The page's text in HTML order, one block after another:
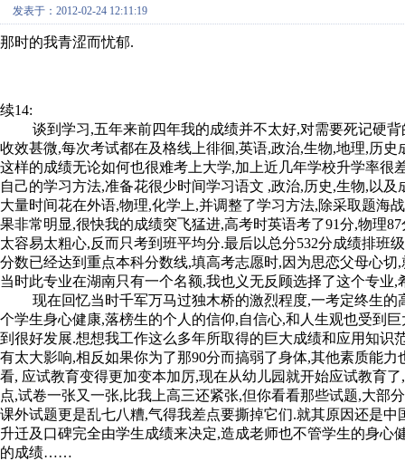
发表于：2012-02-24 12:11:19
那时的我青涩而忧郁.
续14:
谈到学习,五年来前四年我的成绩并不太好,对需要死记硬背
收效甚微,每次考试都在及格线上徘徊,英语,政治,生物,地理,历
这样的成绩无论如何也很难考上大学,加上近几年学校升学率很
自己的学习方法,准备花很少时间学习语文 ,政治,历史,生物,以
大量时间花在外语,物理,化学上,并调整了学习方法,除采取题海
果非常明显,很快我的成绩突飞猛进,高考时英语考了91分,物理
太容易太粗心,反而只考到班平均分.最后以总分532分成绩排班
分数已经达到重点本科分数线,填高考志愿时,因为思恋父母心
当时此专业在湖南只有一个名额,我也义无反顾选择了这个专业
现在回忆当时千军万马过独木桥的激烈程度,一考定终生的
个学生身心健康,落榜生的个人的信仰,自信心,和人生观也受到
到很好发展.想想我工作这么多年所取得的巨大成绩和应用知识
有太大影响,相反如果你为了那90分而搞弱了身体,其他素质能
看, 应试教育变得更加变本加厉,现在从幼儿园就开始应试教育
点,试卷一张又一张,比我上高三还紧张,但你看看那些试题,大部
课外试题更是乱七八糟,气得我差点要撕掉它们.就其原因还是
升迁及口碑完全由学生成绩来决定,造成老师也不管学生的身
的成绩……